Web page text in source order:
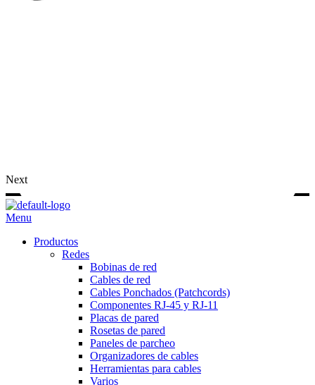
Next
Menu
Productos
Redes
Bobinas de red
Cables de red
Cables Ponchados (Patchcords)
Componentes RJ-45 y RJ-11
Placas de pared
Rosetas de pared
Paneles de parcheo
Organizadores de cables
Herramientas para cables
Varios